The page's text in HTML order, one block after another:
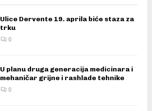
Ulice Dervente 19. aprila biće staza za
trku
0
U planu druga generacija medicinara i
mehaničar grijne i rashlade tehnike
0